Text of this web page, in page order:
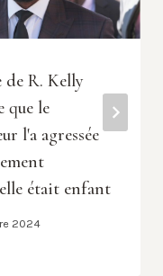
de R. Kelly
que le
l'a agressée
était enfant
2024